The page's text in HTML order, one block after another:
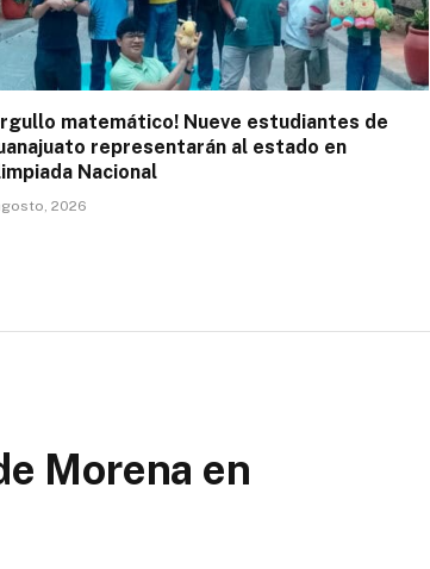
matemático! Nueve estudiantes de
representarán al estado en
Nacional
2026
Morena en